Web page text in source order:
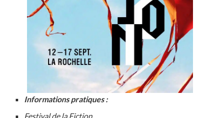
Informations pratiques :
Festival de la Fiction